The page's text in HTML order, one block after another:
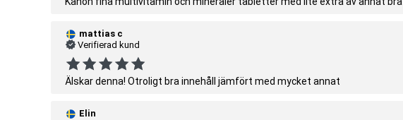
mattias c
Verifierad kund
Älskar denna! Otroligt bra innehåll jämfört med mycket annat
Elin